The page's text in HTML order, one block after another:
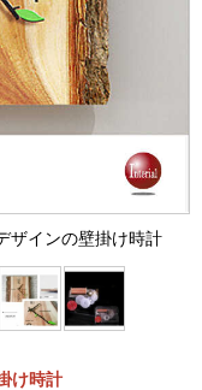
ザインの壁掛け時計
け時計